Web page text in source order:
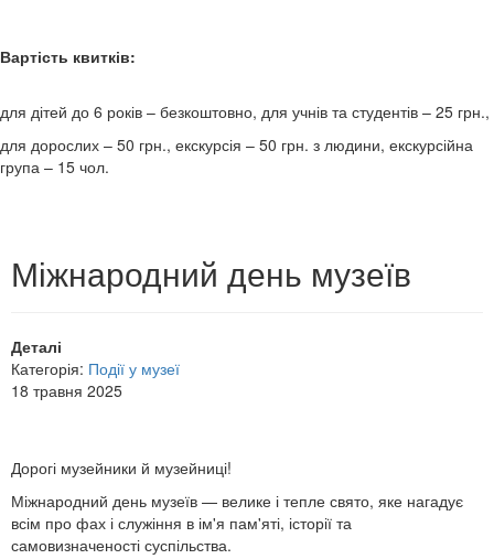
Вартість квитків:
для дітей до 6 років – безкоштовно, для учнів та студентів – 25 грн.,
для дорослих – 50 грн., екскурсія – 50 грн. з людини, екскурсійна
група – 15 чол.
Міжнародний день музеїв
Деталі
Категорія: Події у музеї
18 травня 2025
Дорогі музейники й музейниці!
Міжнародний день музеїв — велике і тепле свято, яке нагадує
всім про фах і служіння в ім'я пам'яті, історії та
самовизначеності суспільства.